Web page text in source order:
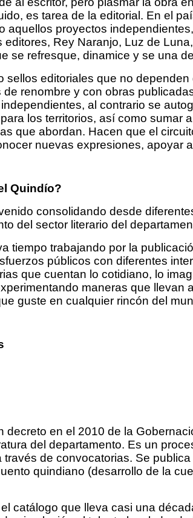
es tarea de la editorial. En el
aquellos proyectos
Rey Naranjo, Luz de
se refresque, dinamice y se una
sellos editoriales que no
renombre y con obras
al contrario se
los territorios, así como
que abordan. Hacen que el
nuevas expresiones, apoyar
Quindío?
consolidando desde
del sector literario del
tiempo trabajando por la
públicos con diferentes
que cuentan lo cotidiano, lo
maneras que
guste en cualquier rincón del
decreto en el 2010 de la
del departamento. Es un
de convocatorias. Se
quindiano (desarrollo de la
catálogo que lleva casi una